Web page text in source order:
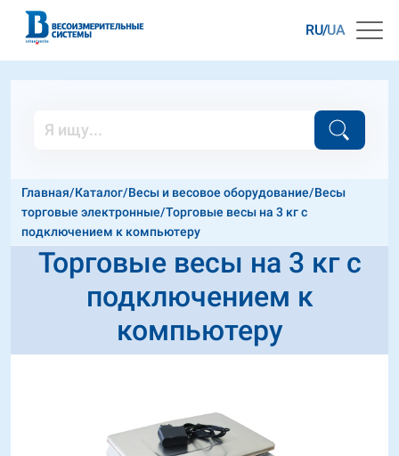
RU UA
Главная/Каталог/Весы и весовое оборудование/Весы
торговые электронные/Торговые весы на 3 кг с
подключением к компьютеру
Торговые весы на 3 кг с
подключением к
компьютеру